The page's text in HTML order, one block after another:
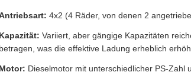
4x2 (4 Räder, von denen 2
Kapazität: Variiert, aber gängige Kapazitäten
betragen, was die effektive Ladung erheblich
Motor: Dieselmotor mit unterschiedlicher PS-Zahl